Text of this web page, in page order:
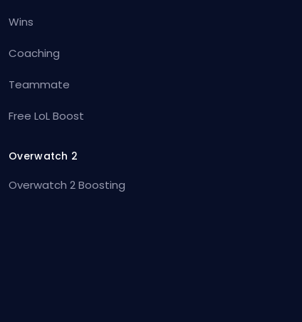
Wins
Coaching
Teammate
Free LoL Boost
Overwatch 2
Overwatch 2 Boosting